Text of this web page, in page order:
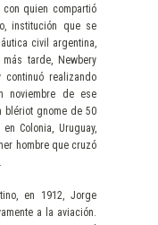
con quien compartió
institución que se
civil argentina,
tarde, Newbery
realizando
noviembre de ese
blériot gnome de 50
Colonia, Uruguay,
hombre que cruzó
en 1912, Jorge
a la aviación.